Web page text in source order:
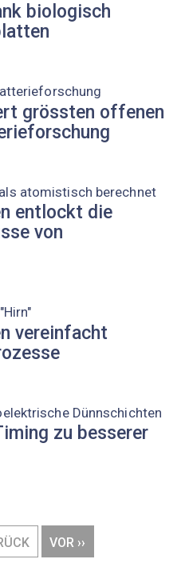
biologisch
grössten offenen
atomistisch berechnet
entlockt die
von
vereinfacht
Dünnschichten
zu besserer
NÄCHSTE
SEITE
VOR ››